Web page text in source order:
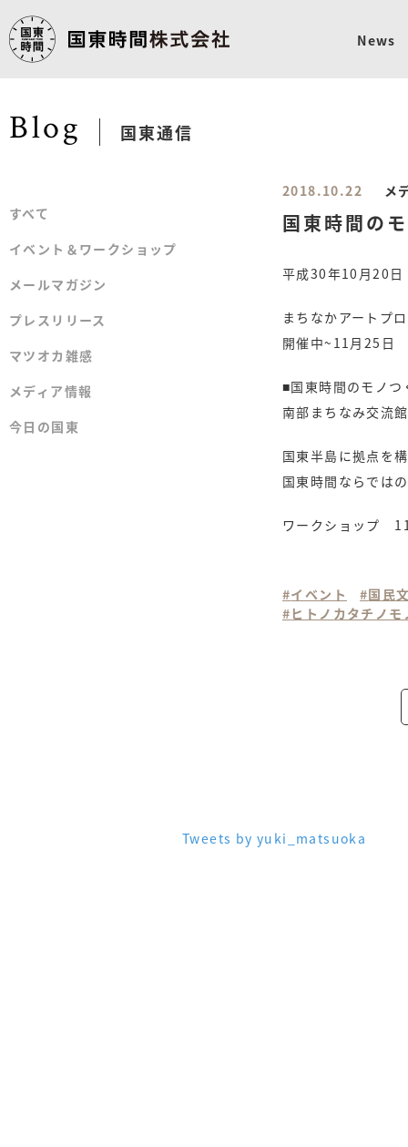
News
Blog 国東通信
2018.10.22 メ
国東時間の
平成30年10月20
まちなかアートプ
開催中~11月25
■国東時間のモノ
南部まちなみ交流
国東半島に拠点を
国東時間ならでは
ワークショップ
イベント
国民
ヒトノカタチノモ
すべて
すべて
イベント＆ワークショップ
イベント＆ワークショップ
メールマガジン
メールマガジン
プレスリリース
プレスリリース
マツオカ雑感
マツオカ雑感
メディア情報
メディア情報
今日の国東
今日の国東
Tweets by yuki_matsuoka